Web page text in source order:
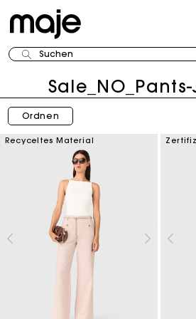
Suchen
Ordnen
Recyceltes Material